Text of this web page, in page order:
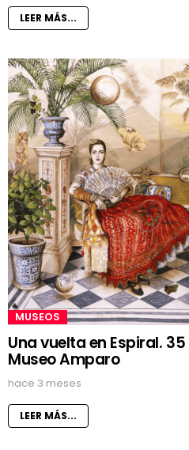
LEER MÁS...
MUSEOS
Una vuelta en Espiral.
Museo Amparo
hace 3 meses
LEER MÁS...